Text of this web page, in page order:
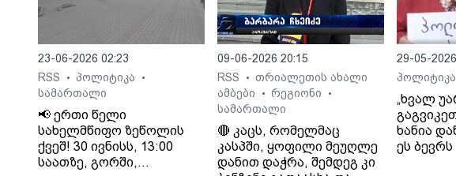
23-06-2026 02:23
RSS
• პოლიტიკა •
სამართალი
📢 ერთი წელი
სახელმწიფო ზეწოლის
ქვეშ! 30 ივნისს, 13:00
საათზე, გორში,
09-06-2026 20:15
RSS
• თრიალეთის ახალი
ამბები
• რეგიონი •
სამართალი
🔴 კაცს, რომელმაც
კასპში, ყოფილი მეუღლე
დანით დაჭრა, შემდეგ კი
29-05-
პოლიტიკა
„ხვალ
ხანია
ეს